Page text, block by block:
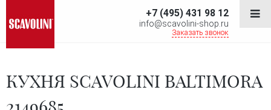
+7 (495) 431 98 12
info@scavolini-shop.ru
Заказать звонок
КУХНЯ SCAVOLINI BALTIMORA